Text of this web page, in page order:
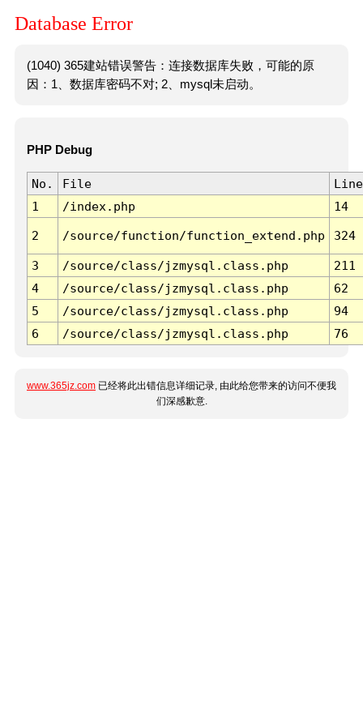
Database Error
(1040) 365建站错误警告：连接数据库失败，可能的原
因：1、数据库密码不对; 2、mysql未启动。
PHP Debug
No. File
Line
1
/index.php 14
2 /source/function/function_extend.php 324
3 /source/class/jzmysql.class.php
211
4
/source/class/jzmysql.class.php
62
5
/source/class/jzmysql.class.php
94
6
/source/class/jzmysql.class.php 76
www.365jz.com 已经将此出错信息详细记录, 由此给您带来的访问不便我
们深感歉意.